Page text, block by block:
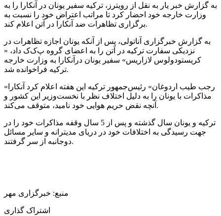
به گزارش خبر یار به نقل از رویترز، ترکیه سفیر یونان در آنکارا را به
وزارت خارجه خود احضار کرد تا مراتب اعتراض خود را نسبت به
برگزاری تظاهرات ضد آنکارا در آتن اعلام کند.
به گزارش خبرگزاری آناتولی، پس از آنکه یونان اجازه تظاهرات در
نزدیکی سفارت ترکیه در آتن را به اعضای گروه پ‌ک‌ک داد، «
کریستودولوس لازاریس» سفیر یونان درآنکارا به وزارت خارجه
ترکیه فراخوانده شد.
«رجب طیب اردوغان» رئیس‌جمهور ترکیه این هفته اعلام کرد آنکارا
مذاکرات با یونان را به دلیل اختلاف نظر با نخست‌وزیر این کشور و
آنچه نقض حریم هوایی خود نامید، متوقف می‌کند.
ترکیه و یونان سال گذشته و پس از 5 سال وقفه مذاکرات خود را در
جهت رسیدگی به اختلافات خود در دریای مدیترانه و سایر مسائل
دوجانبه از سر گرفتند.
منبع: خبرگزاری مهر
اشتراک گذاری